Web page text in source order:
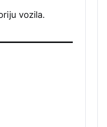
vozila.